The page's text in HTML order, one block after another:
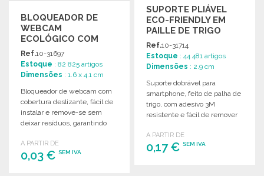
BLOQUEADOR DE
WEBCAM
ECOLÓGICO COM
ADESIVO 3M
Ref.10-31697
Estoque : 82 825 artigos
Dimensões : 1.6 x 4.1 cm
Bloqueador de webcam com
cobertura deslizante, fácil de
instalar e remove-se sem
deixar resíduos, garantindo
eletrónicos.
A PARTIR DE
0,03 € SEM IVA
SUPORTE PLIÁVEL
ECO-FRIENDLY EM
PAILLE DE TRIGO
Ref.10-31714
Estoque : 44 481 artigos
Dimensões : 2.9 cm
Suporte dobrável para
smartphone, feito de palha de
trigo, com adesivo 3M
resistente e fácil de remover
A PARTIR DE
0,17 €SEM IVA